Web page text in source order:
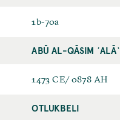
1b-70a
ABŪ AL-QĀSIM
1473 CE/ 0878 AH
OTLUKBELI